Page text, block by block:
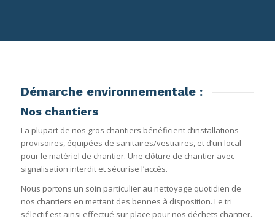
Démarche environnementale :
Nos chantiers
La plupart de nos gros chantiers bénéficient d’installations
provisoires, équipées de sanitaires/vestiaires, et d’un local
pour le matériel de chantier. Une clôture de chantier avec
signalisation interdit et sécurise l’accès.
Nous portons un soin particulier au nettoyage quotidien de
nos chantiers en mettant des bennes à disposition. Le tri
sélectif est ainsi effectué sur place pour nos déchets chantier.